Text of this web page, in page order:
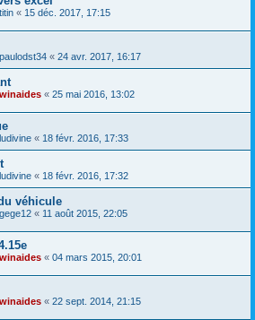
titin « 15 déc. 2017, 17:15
paulodst34 « 24 avr. 2017, 16:17
winaides « 25 mai 2016, 13:02
ludivine « 18 févr. 2016, 17:33
ludivine « 18 févr. 2016, 17:32
véhicule
gege12 « 11 août 2015, 22:05
winaides « 04 mars 2015, 20:01
winaides « 22 sept. 2014, 21:15